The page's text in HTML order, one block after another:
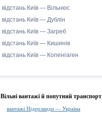
відстань Київ — Вільнюс
відстань Київ — Дублін
відстань Київ — Загреб
відстань Київ — Кишинів
відстань Київ — Копенгаген
Вільні вантажі й попутний транспорт
вантажі Нідерланди — Україна